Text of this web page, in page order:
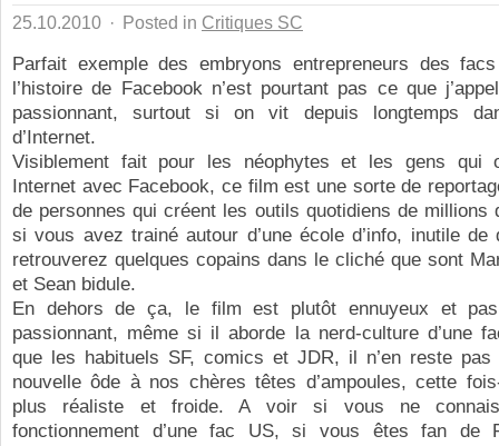
25.10.2010 · Posted in Critiques SC
Parfait exemple des embryons entrepreneurs des
l’histoire de Facebook n’est pourtant pas ce que
passionnant, surtout si on vit depuis longtemps
d’Internet.
Visiblement fait pour les néophytes et les gens qui
Internet avec Facebook, ce film est une sorte de
de personnes qui créent les outils quotidiens de millions
si vous avez trainé autour d’une école d’info, inutile de
retrouverez quelques copains dans le cliché que sont
et Sean bidule.
En dehors de ça, le film est plutôt ennuyeux et pas
passionnant, même si il aborde la nerd-culture d’une
que les habituels SF, comics et JDR, il n’en reste pas
nouvelle ôde à nos chères têtes d’ampoules, cette
plus réaliste et froide. A voir si vous ne
fonctionnement d’une fac US, si vous êtes fan de